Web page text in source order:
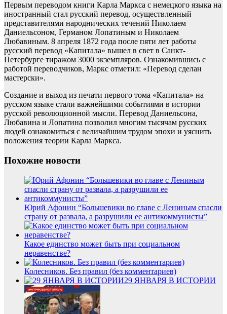
Первым переводом книги Карла Маркса с немецкого языка на
иностранный стал русский перевод, осуществленный
представителями народнических течений Николаем
Даниельсоном, Германом Лопатиным и Николаем
Любавиным. 8 апреля 1872 года после пяти лет работы
русский перевод «Капитала» вышел в свет в Санкт-
Петербурге тиражом 3000 экземпляров. Ознакомившись с
работой переводчиков, Маркс отметил: «Перевод сделан
мастерски».
Создание и выход из печати первого тома «Капитала» на
русском языке стали важнейшими событиями в истории
русской революционной мысли. Перевод Даниельсона,
Любавина и Лопатина позволил многим тысячам русских
людей ознакомиться с величайшим трудом эпохи и уяснить
положения теории Карла Маркса.
Похожие новости
Юрий Афонин “Большевики во главе с Лениным спасли
страну от развала, а разрушили ее антикоммунисты”
Какое единство может быть при социальном
неравенстве?
Колесников. Без правил (без комментариев)
29 ЯНВАРЯ В ИСТОРИИ